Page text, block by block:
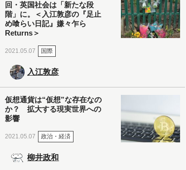
回・英国社会は「新たな段
階」に。＜入江敦彦の『足止
め喰らい日記』嫌々乍ら
Returns＞
2021.05.07 国際
入江敦彦
仮想通貨は“仮想”な存在なの
か？ 拡大する現実世界への
影響
2021.05.07 政治・経済
柳井政和